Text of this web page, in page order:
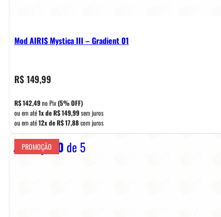
Mod AIRIS Mystica III – Gradient 01
R$149,99
R$142,49no Pix(5% OFF)
ou em até1x deR$149,99sem juros
ou em até12x deR$17,88com juros
Avaliação 0 de 5
PROMOÇÃO